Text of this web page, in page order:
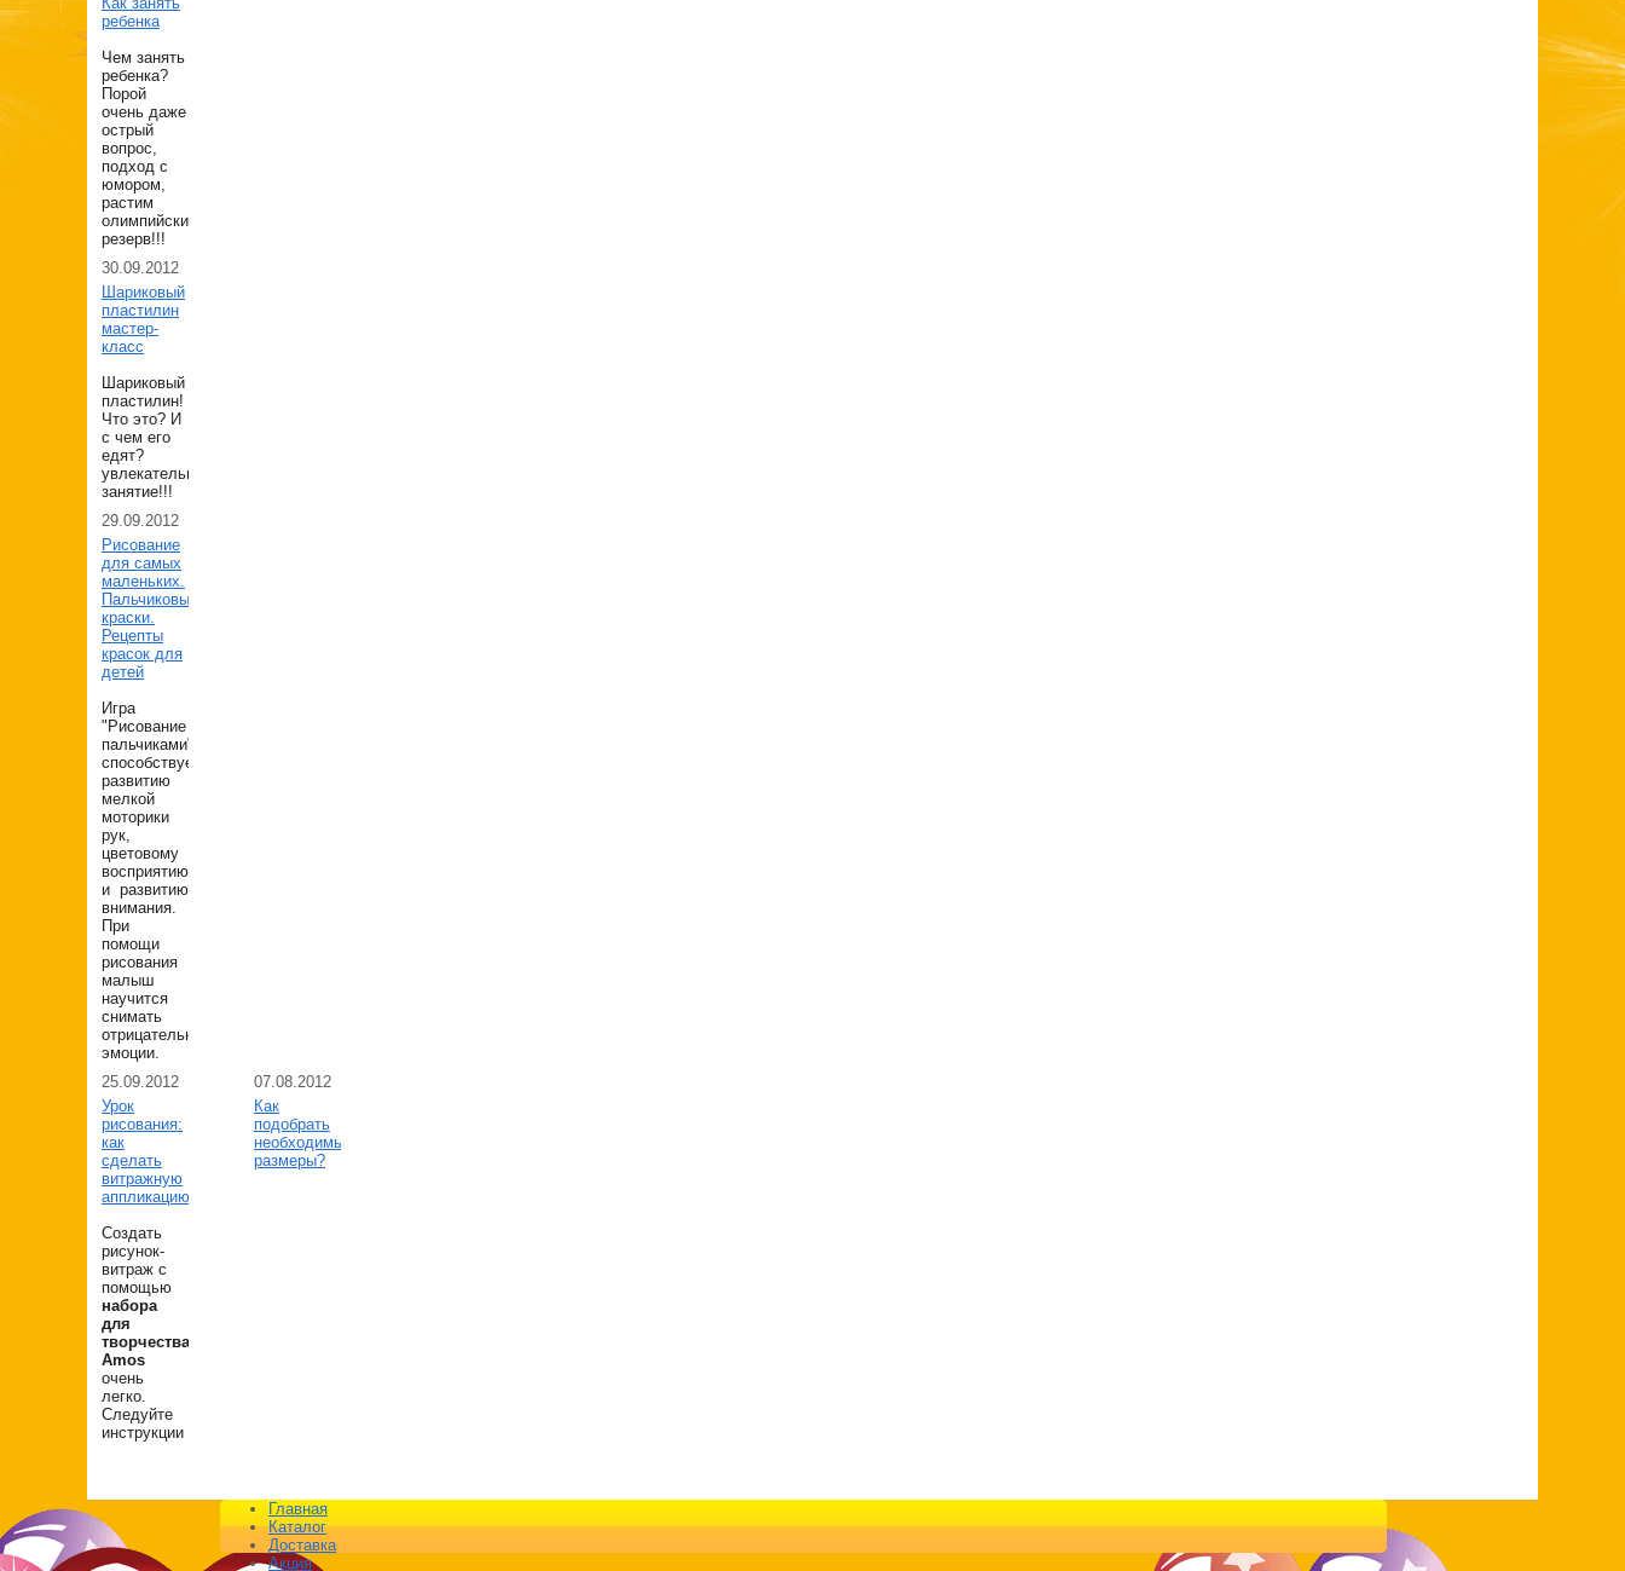
ребенка
Чем занять
ребенка?
Порой
очень даже
острый
вопрос,
подход с
юмором,
растим
олимпийский
резерв!!!
30.09.2012
Шариковый
пластилин
мастер-
класс
Шариковый
пластилин!
Что это? И
с чем его
едят?
увлекательнешее
занятие!!!
29.09.2012
Рисование
для самых
маленьких.
Пальчиковые
краски.
Рецепты
красок для
детей
Игра
"Рисование
пальчиками"
способствует
развитию
мелкой
моторики
рук,
цветовому
восприятию
и развитию
внимания.
При
помощи
рисования
малыш
научится
снимать
отрицательные
эмоции.
25.09.2012
Урок
рисования:
как
сделать
витражную
аппликацию
Создать
рисунок-
витраж с
помощью
набора
для
творчества
Amos
очень
легко.
Следуйте
инструкции
07.08.2012
Как
подобрать
необходимые
размеры?
Главная
Каталог
Доставка
Акция